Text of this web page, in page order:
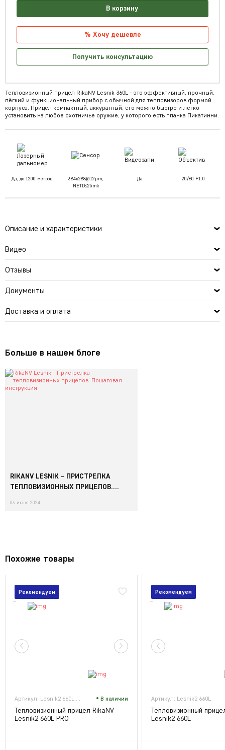
Описание и характеристики
Видео
Отзывы
Документы
Доставка и оплата
В корзину
% Хочу дешевле
Получить консультацию
Тепловизионный прицел RikaNV Lesnik 360L - это эффективный, прочный,
лёгкий и функциональный прибор с обычной для тепловизоров формой
корпуса. Прицел компактный, аккуратный, его можно быстро и легко
установить на любое охотничье оружие, у которого есть планка Пикатинни.
Да, до 1200 метров
384x288@12µm,
NETD≤25mk
Да 20/60 F1.0
Больше в нашем блоге
RIKANV LESNIK - ПРИСТРЕЛКА
ТЕПЛОВИЗИОННЫХ ПРИЦЕЛОВ.
03 июня 2024
Похожие товары
Рекомендуем
В наличии
Тепловизионный прицел RikaNV
Lesnik2 660L PRO
Рекомендуем
Артикул: Lesnik2 660L
Тепловизионный
Lesnik2 660L